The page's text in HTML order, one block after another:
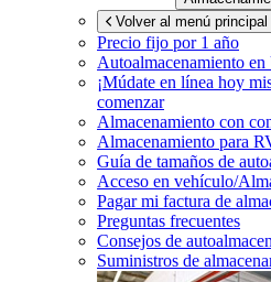
Volver al menú principal
Precio fijo por 1 año
Autoalmacenamiento en
¡Múdate en línea hoy
comenzar
Almacenamiento con
Almacenamiento para
Guía de tamaños de
Acceso en vehículo/
Pagar mi factura de
Preguntas frecuentes
Consejos de
Suministros de